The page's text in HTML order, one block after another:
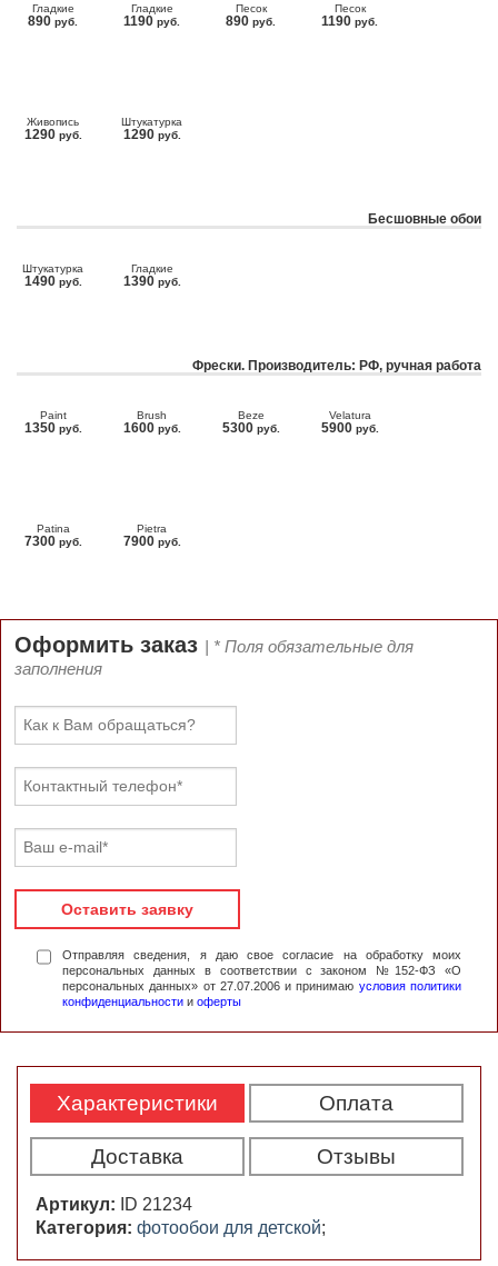
Гладкие
890 руб.
Гладкие
1190 руб.
Песок
890 руб.
Песок
1190 руб.
Живопись
1290 руб.
Штукатурка
1290 руб.
Бесшовные обои
Штукатурка
1490 руб.
Гладкие
1390 руб.
Фрески. Производитель: РФ, ручная работа
Paint
1350 руб.
Brush
1600 руб.
Beze
5300 руб.
Velatura
5900 руб.
Patina
7300 руб.
Pietra
7900 руб.
Оформить заказ | * Поля обязательные для
заполнения
Оставить заявку
Отправляя сведения, я даю свое согласие на обработку моих
персональных данных в соответствии с законом №152-ФЗ «О
персональных данных» от 27.07.2006 и принимаю условия политики
конфиденциальности и оферты
Характеристики Оплата
Доставка Отзывы
Артикул:
ID 21234
Категория: фотообои для детской;